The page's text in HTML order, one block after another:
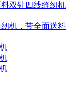
双针四线缝纫机
机，带全面送料